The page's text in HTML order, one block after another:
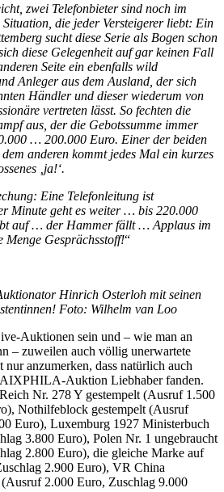
zwei Telefonbieter sind noch im
Situation, die jeder Versteigerer liebt: Ein
sucht diese Serie als Bogen schon
diese Gelegenheit auf gar keinen Fall
Seite ein ebenfalls wild
Anleger aus dem Ausland, der sich
Händler und dieser wiederum von
vertreten lässt. So fechten die
aus, der die Gebotssumme immer
… 200.000 Euro. Einer der beiden
anderen kommt jedes Mal ein kurzes
‚ja!‘.
Eine Telefonleitung ist
Minute geht es weiter … bis 220.000
auf … der Hammer fällt … Applaus im
Gesprächsstoff!“
Hinrich Osterloh mit seinen
Foto: Wilhelm van Loo
Auktionen sein und – wie man an
– zuweilen auch völlig unerwartete
anzumerken, dass natürlich auch
AIXPHILA-Auktion Liebhaber fanden.
Nr. 278 Y gestempelt (Ausruf 1.500
Nothilfeblock gestempelt (Ausruf
Euro), Luxemburg 1927 Ministerbuch
3.800 Euro), Polen Nr. 1 ungebraucht
2.800 Euro), die gleiche Marke auf
2.900 Euro), VR China
(Ausruf 2.000 Euro, Zuschlag 9.000